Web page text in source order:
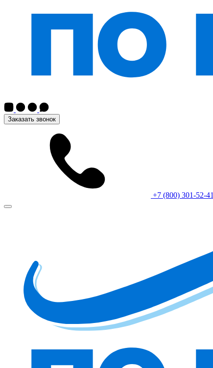
Заказать звонок
+7 (800) 301-52-41